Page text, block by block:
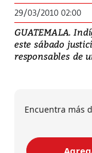
29/03/2010 02:00
GUATEMALA.
este sábado
responsables de
Encuentra más